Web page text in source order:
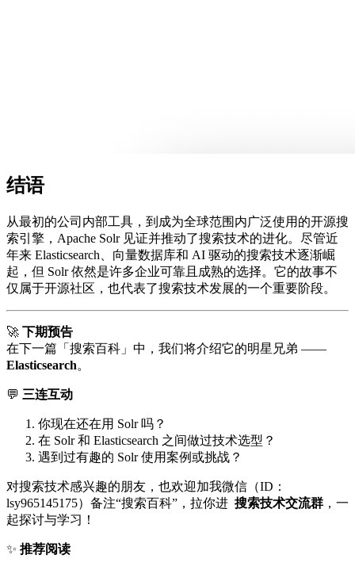
结语
从最初的公司内部工具，到成为全球范围内广泛使用的开源搜
索引擎，Apache Solr 见证并推动了搜索技术的进化。尽管近
年来 Elasticsearch、向量数据库和 AI 驱动的搜索技术逐渐崛
起，但 Solr 依然是许多企业可靠且成熟的选择。它的故事不
仅属于开源社区，也代表了搜索技术发展的一个重要阶段。
🚀 下期预告
在下一篇「搜索百科」中，我们将介绍它的明星兄弟 ——
Elasticsearch。
💬 三连互动
你现在还在用 Solr 吗？
在 Solr 和 Elasticsearch 之间做过技术选型？
遇到过有趣的 Solr 使用案例或挑战？
对搜索技术感兴趣的朋友，也欢迎加我微信（ID：
lsy965145175）备注“搜索百科”，拉你进 搜索技术交流群 ，一
起探讨与学习！
✨ 推荐阅读